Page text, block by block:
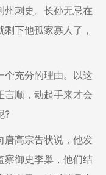
州刺史。长孙无忌在
下他孤家寡人了，
充分的理由。以这
言顺，动起手来才会
?
高宗告状说，他发
察御史李巢，他们结